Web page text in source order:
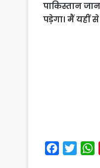
पाकिस्तान
पड़ेगा। मैं यहीं